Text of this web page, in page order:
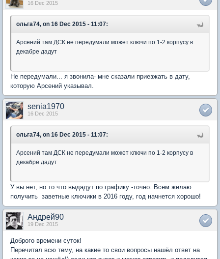
16 Dec 2015
ольга74, on 16 Dec 2015 - 11:07:
Арсений там ДСК не передумали может ключи по 1-2 корпусу в
декабре дадут
Не передумали... я звонила- мне сказали приезжать в дату,
которую Арсений указывал.
senia1970
16 Dec 2015
ольга74, on 16 Dec 2015 - 11:07:
Арсений там ДСК не передумали может ключи по 1-2 корпусу в
декабре дадут
У вы нет, но то что выдадут по графику -точно. Всем желаю
получить заветные ключики в 2016 году, год начнется хорошо!
Андрей90
19 Dec 2015
Доброго времени суток!
Перечитал всю тему, на какие то свои вопросы нашёл ответ на